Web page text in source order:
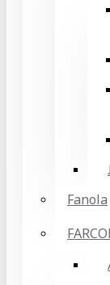
Fanola